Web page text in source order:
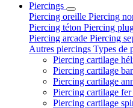
Piercings
Piercing oreille Piercing
Piercing téton Piercing
Piercing arcade Piercing
Autres piercings Types de
Piercing cartilage
Piercing cartilage
Piercing cartilage
Piercing cartilage fer
Piercing cartilage